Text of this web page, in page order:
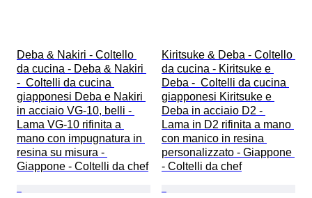
Deba & Nakiri - Coltello
da cucina - Deba & Nakiri
-  Coltelli da cucina
giapponesi Deba e Nakiri
in acciaio VG-10, belli -
Lama VG-10 rifinita a
mano con impugnatura in
resina su misura -
Giappone - Coltelli da chef
Kiritsuke & Deba - Coltello
da cucina - Kiritsuke e
Deba -  Coltelli da cucina
giapponesi Kiritsuke e
Deba in acciaio D2 -
Lama in D2 rifinita a mano
con manico in resina
personalizzato - Giappone
- Coltelli da chef